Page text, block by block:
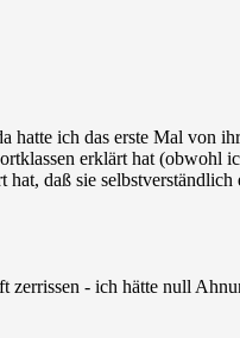
ich das erste Mal von
erklärt hat (obwohl
daß sie
zerrissen - ich hätte null